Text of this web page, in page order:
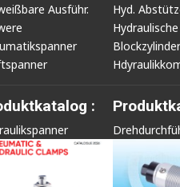
Ausführ.
:
Hyd.
Hydraulische
Blockzylinder